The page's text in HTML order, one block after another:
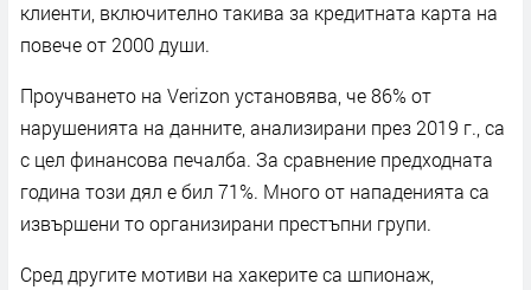
клиенти, включително такива за кредитната карта на
повече от 2000 души.
Проучването на Verizon установява, че 86% от
нарушенията на данните, анализирани през 2019 г., са
с цел финансова печалба. За сравнение предходната
година този дял е бил 71%. Много от нападенията са
извършени то организирани престъпни групи.
Сред другите мотиви на хакерите са шпионаж,